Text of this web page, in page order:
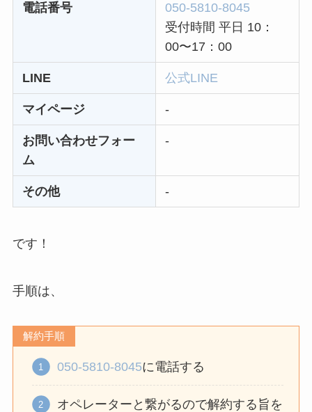
電話以外に手続きす
る方法ある？
ニューZの解約まと
め！電話が繋がらな
解約できない？バロ
電話番号
050-5810-8045
受付時間 平日 10：
00〜17：00
LINE 公式LINE
マイページ -
お問い合わせフォー
ム
-
その他 -
です！
手順は、
解約手順
050-5810-8045に電話する
オペレーターと繋がるので解約する旨を